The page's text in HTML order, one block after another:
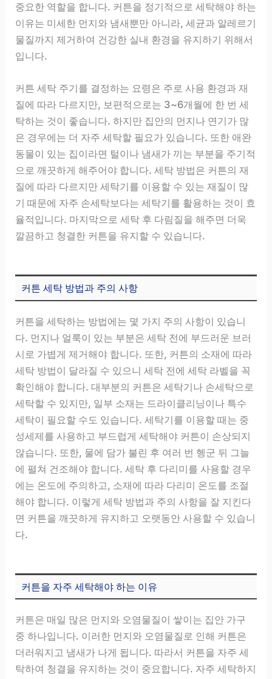
중요한 역할을 합니다. 커튼을 정기적으로 세탁해야 하는
이유는 미세한 먼지와 냄새뿐만 아니라, 세균과 알레르기
물질까지 제거하여 건강한 실내 환경을 유지하기 위해서
입니다.
커튼 세탁 주기를 결정하는 요령은 주로 사용 환경과 재
질에 따라 다르지만, 보편적으로는 3~6개월에 한 번 세
탁하는 것이 좋습니다. 하지만 집안의 먼지나 연기가 많
은 경우에는 더 자주 세탁할 필요가 있습니다. 또한 애완
동물이 있는 집이라면 털이나 냄새가 끼는 부분을 주기적
으로 깨끗하게 해주어야 합니다. 세탁 방법은 커튼의 재
질에 따라 다르지만 세탁기를 이용할 수 있는 재질이 많
기 때문에 자주 손세탁보다는 세탁기를 활용하는 것이 효
율적입니다. 마지막으로 세탁 후 다림질을 해주면 더욱
깔끔하고 청결한 커튼을 유지할 수 있습니다.
커튼 세탁 방법과 주의 사항
커튼을 세탁하는 방법에는 몇 가지 주의 사항이 있습니
다. 먼지나 얼룩이 있는 부분은 세탁 전에 부드러운 브러
시로 가볍게 제거해야 합니다. 또한, 커튼의 소재에 따라
세탁 방법이 달라질 수 있으니 세탁 전에 세탁 라벨을 꼭
확인해야 합니다. 대부분의 커튼은 세탁기나 손세탁으로
세탁할 수 있지만, 일부 소재는 드라이클리닝이나 특수
세탁이 필요할 수도 있습니다. 세탁기를 이용할 때는 중
성세제를 사용하고 부드럽게 세탁해야 커튼이 손상되지
않습니다. 또한, 물에 담가 불린 후 여러 번 헹군 뒤 그늘
에 펼쳐 건조해야 합니다. 세탁 후 다리미를 사용할 경우
에는 온도에 주의하고, 소재에 따라 다리미 온도를 조절
해야 합니다. 이렇게 세탁 방법과 주의 사항을 잘 지킨다
면 커튼을 깨끗하게 유지하고 오랫동안 사용할 수 있습니
다.
커튼을 자주 세탁해야 하는 이유
커튼은 매일 많은 먼지와 오염물질이 쌓이는 집안 가구
중 하나입니다. 이러한 먼지와 오염물질로 인해 커튼은
더러워지고 냄새가 나게 됩니다. 따라서 커튼을 자주 세
탁하여 청결을 유지하는 것이 중요합니다. 자주 세탁하지